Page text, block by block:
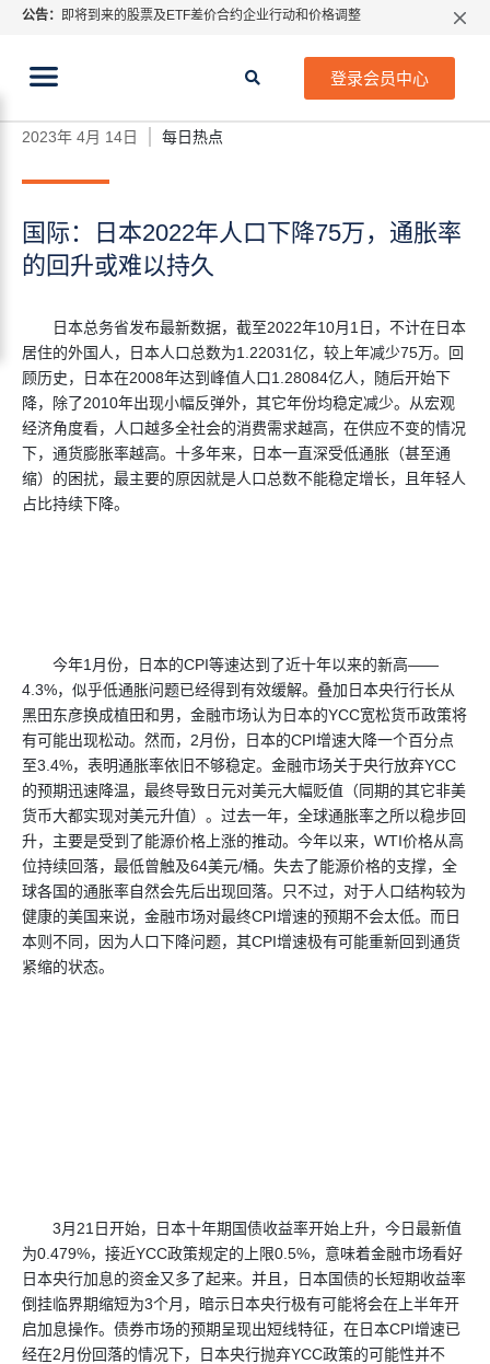
公告： 即将到来的股票及ETF差价合约企业行动和价格调整
ATFX呼吁推进金融市场合规、安全、有序、良性发展
登录会员中心
当前位置:
国际：日本2022年人口下降75万，
通胀率的回升或难以持久
2023年 4月 14日 每日热点
国际：日本2022年人口下降75万，通胀率
的回升或难以持久
日本总务省发布最新数据，截至2022年10月1日，不计在日本
居住的外国人，日本人口总数为1.22031亿，较上年减少75万。回
顾历史，日本在2008年达到峰值人口1.28084亿人，随后开始下
降，除了2010年出现小幅反弹外，其它年份均稳定减少。从宏观
经济角度看，人口越多全社会的消费需求越高，在供应不变的情况
下，通货膨胀率越高。十多年来，日本一直深受低通胀（甚至通
缩）的困扰，最主要的原因就是人口总数不能稳定增长，且年轻人
占比持续下降。
今年1月份，日本的CPI等速达到了近十年以来的新高——
4.3%，似乎低通胀问题已经得到有效缓解。叠加日本央行行长从
黑田东彦换成植田和男，金融市场认为日本的YCC宽松货币政策将
有可能出现松动。然而，2月份，日本的CPI增速大降一个百分点
至3.4%，表明通胀率依旧不够稳定。金融市场关于央行放弃YCC
的预期迅速降温，最终导致日元对美元大幅贬值（同期的其它非美
货币大都实现对美元升值）。过去一年，全球通胀率之所以稳步回
升，主要是受到了能源价格上涨的推动。今年以来，WTI价格从高
位持续回落，最低曾触及64美元/桶。失去了能源价格的支撑，全
球各国的通胀率自然会先后出现回落。只不过，对于人口结构较为
健康的美国来说，金融市场对最终CPI增速的预期不会太低。而日
本则不同，因为人口下降问题，其CPI增速极有可能重新回到通货
紧缩的状态。
3月21日开始，日本十年期国债收益率开始上升，今日最新值
为0.479%，接近YCC政策规定的上限0.5%，意味着金融市场看好
日本央行加息的资金又多了起来。并且，日本国债的长短期收益率
倒挂临界期缩短为3个月，暗示日本央行极有可能将会在上半年开
启加息操作。债券市场的预期呈现出短线特征，在日本CPI增速已
经在2月份回落的情况下，日本央行抛弃YCC政策的可能性并不